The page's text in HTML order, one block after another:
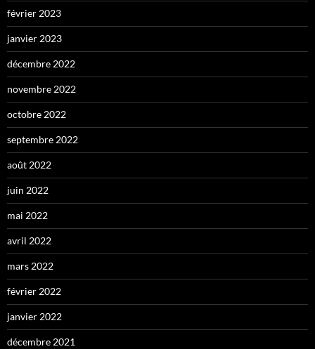
février 2023
janvier 2023
décembre 2022
novembre 2022
octobre 2022
septembre 2022
août 2022
juin 2022
mai 2022
avril 2022
mars 2022
février 2022
janvier 2022
décembre 2021